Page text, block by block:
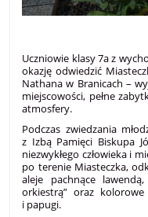
Uczniowie klasy 7a z
okazję odwiedzić
Nathana w Branicach –
miejscowości, pełne
atmosfery.
Podczas zwiedzania
z Izbą Pamięci Biskupa
niezwykłego człowieka i
po terenie Miasteczka,
aleje pachnące
orkiestrą” oraz
i papugi.